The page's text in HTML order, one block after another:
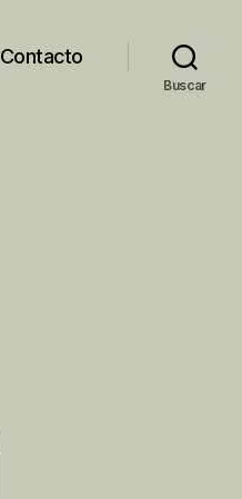
Contacto
Buscar